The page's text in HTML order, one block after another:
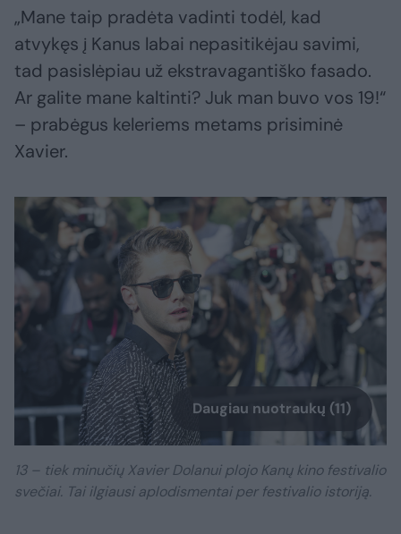
„Mane taip pradėta vadinti todėl, kad
atvykęs į Kanus labai nepasitikėjau savimi,
tad pasislėpiau už ekstravagantiško fasado.
Ar galite mane kaltinti? Juk man buvo vos 19!“
– prabėgus keleriems metams prisiminė
Xavier.
Daugiau nuotraukų (11)
13 – tiek minučių Xavier Dolanui plojo Kanų kino festivalio
svečiai. Tai ilgiausi aplodismentai per festivalio istoriją.